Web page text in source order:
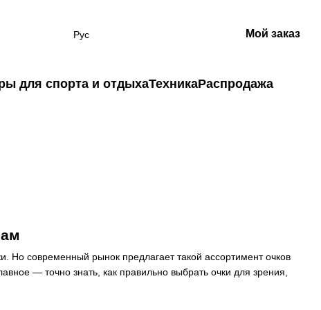
Рус Мой заказ
для спорта и отдыхаТехникаРаспродажа
Но современный рынок предлагает такой ассортимент очков
— точно знать, как правильно выбрать очки для зрения,